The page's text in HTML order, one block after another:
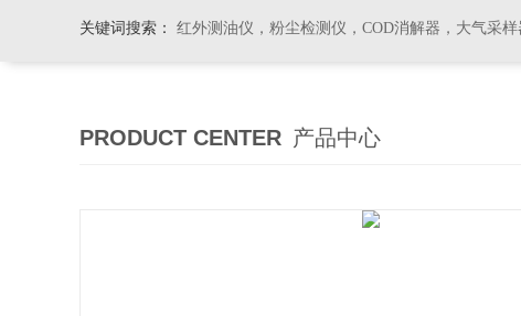
关键词搜索： 红外测油仪，粉尘检测仪，COD消解器，大气采
PRODUCT CENTER 产品中心